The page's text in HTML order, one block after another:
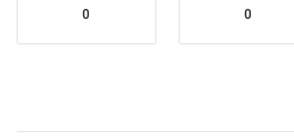
0 0